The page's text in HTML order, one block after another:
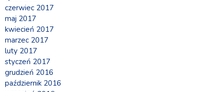
czerwiec 2017
maj 2017
kwiecień 2017
marzec 2017
luty 2017
styczeń 2017
grudzień 2016
październik 2016